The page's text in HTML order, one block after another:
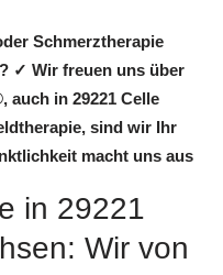
Schmerztherapie
✓ Wir freuen uns über
in 29221 Celle
sind wir Ihr
macht uns aus
in 29221
Wir von